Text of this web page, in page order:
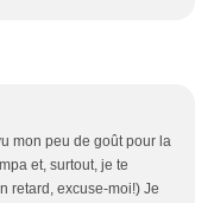
mon peu de goût pour la
et, surtout, je te
retard, excuse-moi!) Je